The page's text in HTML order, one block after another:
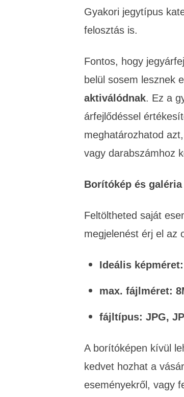
Gyakori jegytípus
felosztás is.
Fontos, hogy
belül sosem lesznek
aktiválódnak. Ez a
árfejlődéssel
meghatározhatod
vagy darabszámhoz
Borítókép és galéria
Feltöltheted saját
megjelenést érj el az
Ideális
max. fájlméret:
fájltípus: JPG,
A borítóképen kívül
kedvet hozhat a
eseményekről, vagy